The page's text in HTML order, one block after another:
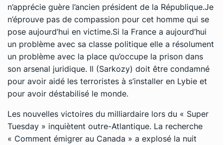
n’apprécie guère l’ancien président de la République.Je
n’éprouve pas de compassion pour cet homme qui se
pose aujourd’hui en victime.Si la France a aujourd’hui
un problème avec sa classe politique elle a résolument
un problème avec la place qu’occupe la prison dans
son arsenal juridique. Il (Sarkozy) doit être condamné
pour avoir aidé les terroristes à s’installer en Lybie et
pour avoir déstabilisé le monde.
Les nouvelles victoires du milliardaire lors du « Super
Tuesday » inquiètent outre-Atlantique. La recherche
« Comment émigrer au Canada » a explosé la nuit